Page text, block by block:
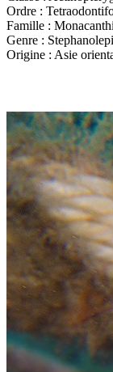
Ordre :
Famille :
Genre :
Origine : Asie